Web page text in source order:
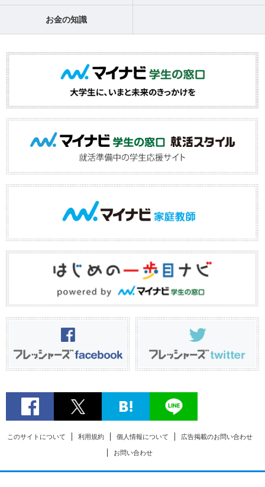
お金の知識
このサイトについて 利用規約 個人情報について 広告掲載のお問い合わせ
お問い合わせ